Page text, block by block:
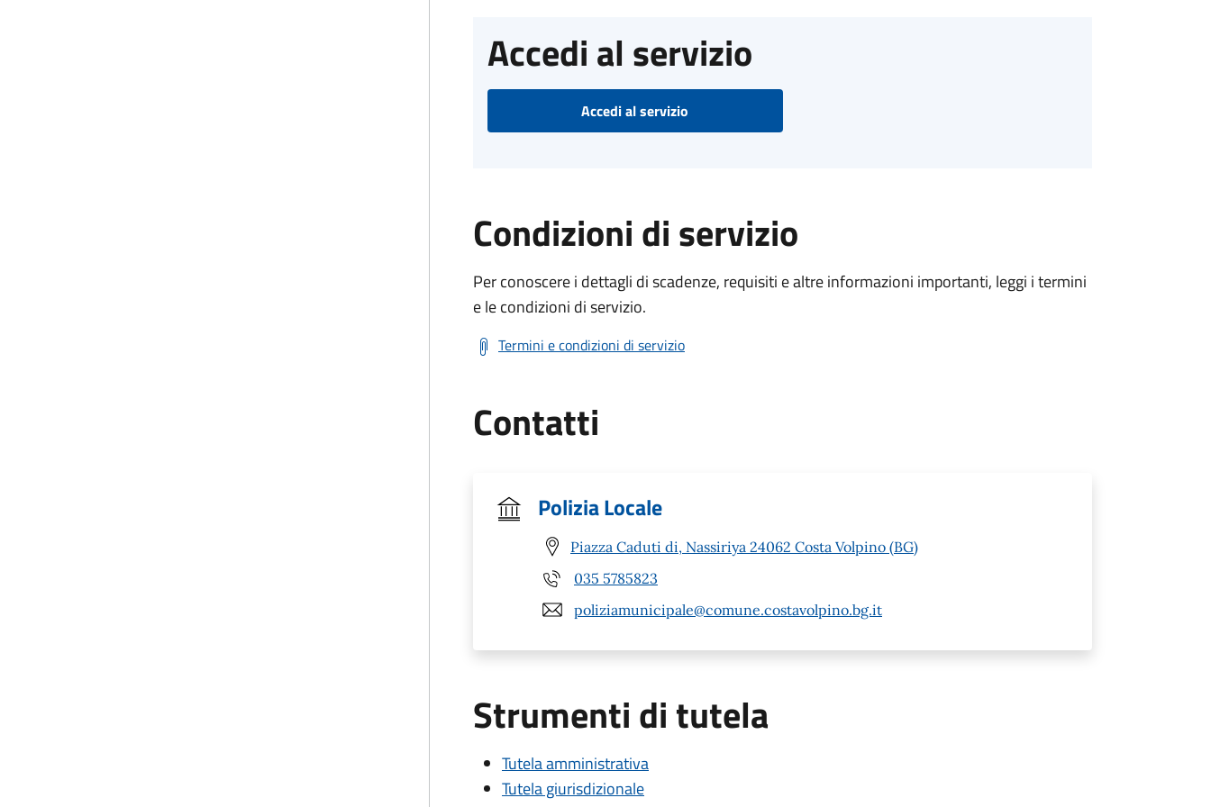
Accedi al servizio
Accedi al servizio
Condizioni di servizio
Per conoscere i dettagli di scadenze, requisiti e altre informazioni importanti, leggi i termini
e le condizioni di servizio.
Termini e condizioni di servizio
Contatti
Polizia Locale
Piazza Caduti di, Nassiriya 24062 Costa Volpino (BG)
035 5785823
poliziamunicipale@comune.costavolpino.bg.it
Strumenti di tutela
Tutela amministrativa
Tutela giurisdizionale